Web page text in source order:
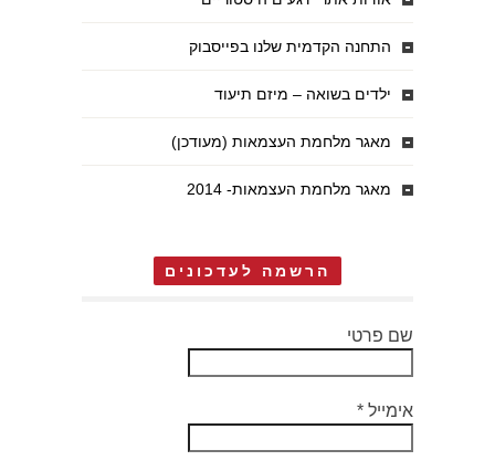
התחנה הקדמית שלנו בפייסבוק
ילדים בשואה – מיזם תיעוד
מאגר מלחמת העצמאות (מעודכן)
מאגר מלחמת העצמאות- 2014
הרשמה לעדכונים
שם פרטי
אימייל *